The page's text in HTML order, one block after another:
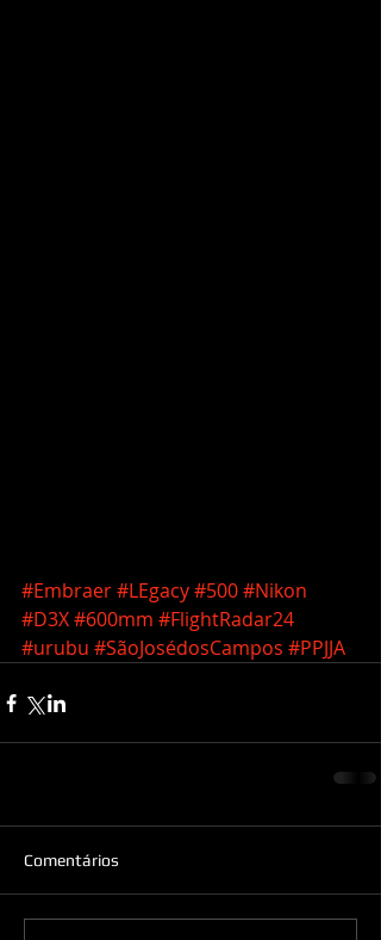
#Embraer#LEgacy#500#Nikon
#D3X#600mm #FlightRadar24
#urubu #SãoJosédosCampos #PPJJA
Comentários